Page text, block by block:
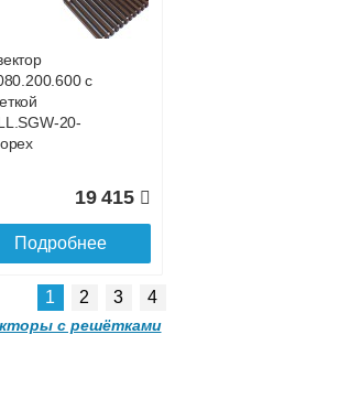
16-
32 963
Подробнее
с
20-
19 415
Подробнее
1 2 3 4
с решётками